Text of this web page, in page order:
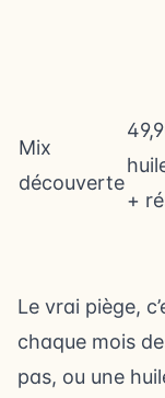
Mix
découverte
+
Le vrai piège,
chaque mois
pas, ou une